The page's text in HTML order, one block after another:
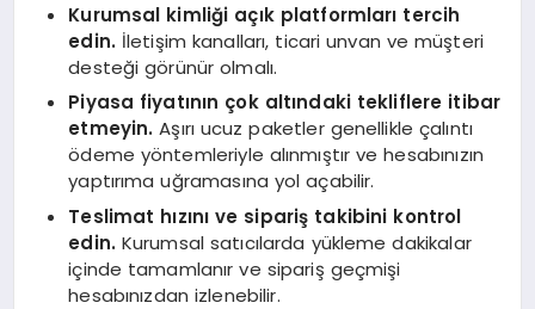
Kurumsal kimliği açık platformları tercih
edin. İletişim kanalları, ticari unvan ve müşteri
desteği görünür olmalı.
Piyasa fiyatının çok altındaki tekliflere itibar
etmeyin. Aşırı ucuz paketler genellikle çalıntı
ödeme yöntemleriyle alınmıştır ve hesabınızın
yaptırıma uğramasına yol açabilir.
Teslimat hızını ve sipariş takibini kontrol
edin. Kurumsal satıcılarda yükleme dakikalar
içinde tamamlanır ve sipariş geçmişi
hesabınızdan izlenebilir.